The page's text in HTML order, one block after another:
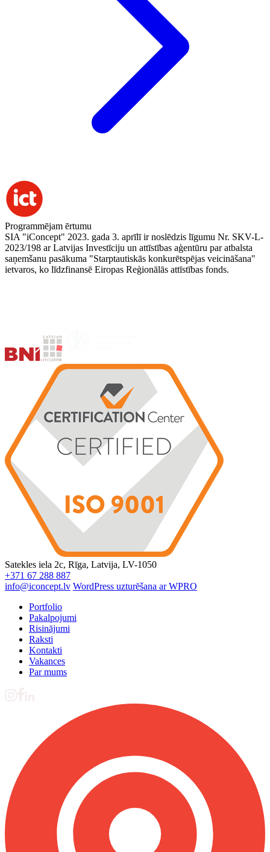
Programmējam ērtumu
SIA "iConcept" 2023. gada 3. aprīlī ir noslēdzis līgumu Nr. SKV-L-
2023/198 ar Latvijas Investīciju un attīstības aģentūru par atbalsta
saņemšanu pasākuma "Starptautiskās konkurētspējas veicināšana"
ietvaros, ko līdzfinansē Eiropas Reģionālās attīstības fonds.
Satekles iela 2c, Rīga, Latvija, LV-1050
+371 67 288 887
info@iconcept.lv WordPress uzturēšana ar WPRO
Portfolio
Pakalpojumi
Risinājumi
Raksti
Kontakti
Vakances
Par mums